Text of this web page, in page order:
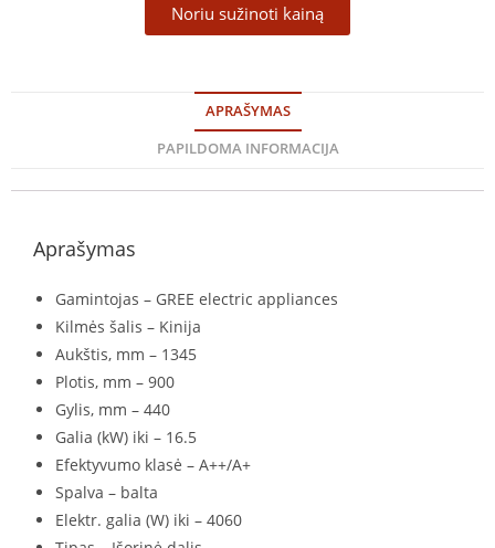
Noriu sužinoti kainą
APRAŠYMAS
PAPILDOMA INFORMACIJA
Aprašymas
Gamintojas – GREE electric appliances
Kilmės šalis – Kinija
Aukštis, mm – 1345
Plotis, mm – 900
Gylis, mm – 440
Galia (kW) iki – 16.5
Efektyvumo klasė – A++/A+
Spalva – balta
Elektr. galia (W) iki – 4060